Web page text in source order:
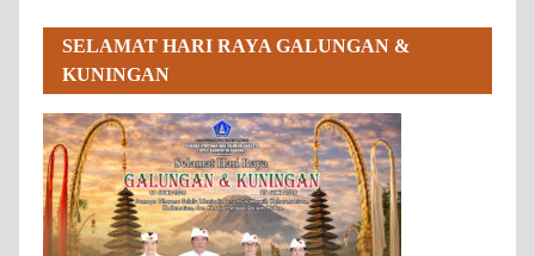
SELAMAT HARI RAYA GALUNGAN &
KUNINGAN